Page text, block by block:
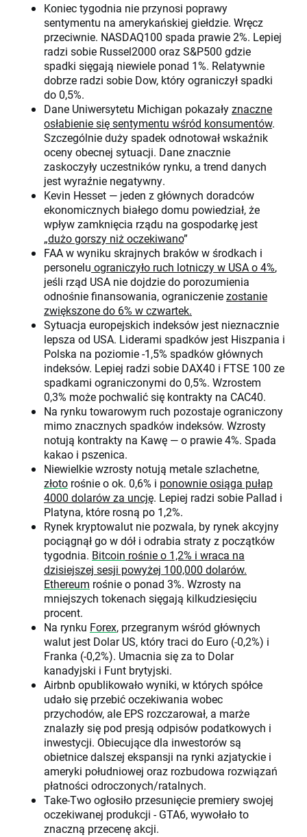
Koniec tygodnia nie przynosi poprawy
sentymentu na amerykańskiej giełdzie. Wręcz
przeciwnie. NASDAQ100 spada prawie 2%. Lepiej
radzi sobie Russel2000 oraz S&P500 gdzie
spadki sięgają niewiele ponad 1%. Relatywnie
dobrze radzi sobie Dow, który ograniczył spadki
do 0,5%.
Dane Uniwersytetu Michigan pokazałyznaczne
osłabienie się sentymentu wśród konsumentów.
Szczególnie duży spadek odnotował wskaźnik
oceny obecnej sytuacji. Dane znacznie
zaskoczyły uczestników rynku, a trend danych
jest wyraźnie negatywny.
Kevin Hesset — jeden z głównych doradców
ekonomicznych białego domu powiedział, że
wpływ zamknięcia rządu na gospodarkę jest
„dużo gorszy niż oczekiwano”
FAA w wyniku skrajnych braków w środkach i
personelu ograniczyło ruch lotniczy w USA o 4%,
jeśli rząd USA nie dojdzie do porozumienia
odnośnie finansowania, ograniczeniezostanie
zwiększone do 6% w czwartek.
Sytuacja europejskich indeksów jest nieznacznie
lepsza od USA. Liderami spadków jest Hiszpania i
Polska na poziomie -1,5% spadków głównych
indeksów. Lepiej radzi sobie DAX40 i FTSE 100 ze
spadkami ograniczonymi do 0,5%. Wzrostem
0,3% może pochwalić się kontrakty na CAC40.
Na rynku towarowym ruch pozostaje ograniczony
mimo znacznych spadków indeksów. Wzrosty
notują kontrakty na Kawę — o prawie 4%. Spada
kakao i pszenica.
Niewielkie wzrosty notują metale szlachetne,
złoto rośnie o ok. 0,6% i ponownie osiąga pułap
4000 dolarów za uncję. Lepiej radzi sobie Pallad i
Platyna, które rosną po 1,2%.
Rynek kryptowalut nie pozwala, by rynek akcyjny
pociągnął go w dół i odrabia straty z początków
tygodnia. Bitcoin rośnie o 1,2% i wraca na
dzisiejszej sesji powyżej 100,000 dolarów.
Ethereum rośnie o ponad 3%. Wzrosty na
mniejszych tokenach sięgają kilkudziesięciu
procent.
Na rynku Forex, przegranym wśród głównych
walut jest Dolar US, który traci do Euro (-0,2%) i
Franka (-0,2%). Umacnia się za to Dolar
kanadyjski i Funt brytyjski.
Airbnb opublikowało wyniki, w których spółce
udało się przebić oczekiwania wobec
przychodów, ale EPS rozczarował, a marże
znalazły się pod presją odpisów podatkowych i
inwestycji. Obiecujące dla inwestorów są
obietnice dalszej ekspansji na rynki azjatyckie i
ameryki południowej oraz rozbudowa rozwiązań
płatności odroczonych/ratalnych.
Take-Two ogłosiło przesunięcie premiery swojej
oczekiwanej produkcji - GTA6, wywołało to
znaczną przecenę akcji.